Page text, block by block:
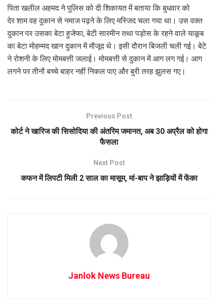
पिता खलील अहमद ने पुलिस को दी शिकायत में बताया कि बुधवार को
देर शाम वह दुकान से नमाज पढ़ने के लिए मस्जिद चला गया था। उस वक्त
दुकान पर उसका बेटा हुजेफा, बेटी सारमीन तथा पड़ोस के रहने वाले याकूब
का बेटा मोहम्मद खान दुकान में मौजूद थे। इसी दौरान बिजली चली गई। बेटे
ने रोशनी के लिए मोमबत्ती जलाई। मोमबत्ती से दुकान में आग लग गई। आग
लगने पर तीनों बच्चे बाहर नहीं निकल पाए और बुरी तरह झुलस गए।
Previous Post
कोर्ट ने खारिज की सिसोदिया की अंतरिम जमानत, अब 30 अप्रैल को होगा
फैसला
Next Post
कफन में लिपटी मिली 2 साल का मासूम, मां-बाप ने झाड़ियों में फेंका
Janlok News Bureau